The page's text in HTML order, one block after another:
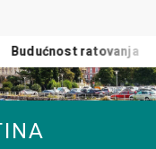
Budućnost ratovanja